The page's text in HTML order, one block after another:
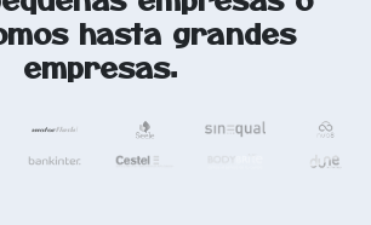
hasta grandes
empresas.